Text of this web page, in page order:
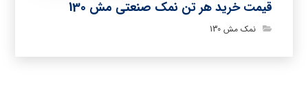
قیمت خرید هر تن نمک صنعتی مش 130
نمک مش 130